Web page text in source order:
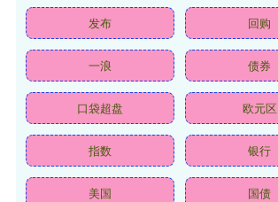
发布 回购
一浪 债券
口袋超盘 欧元区
指数 银行
美国 国债